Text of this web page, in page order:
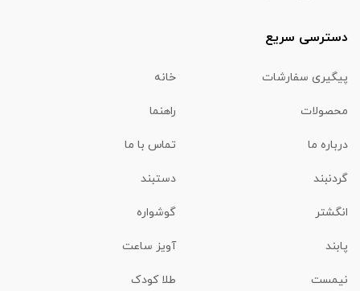
دسترسی سریع
پیگیری سفارشات خانه
محصولات راهنما
درباره ما تماس با ما
گردنبند دستبند
انگشتر گوشواره
پابند آویز ساعت
نیمست طلا کودک